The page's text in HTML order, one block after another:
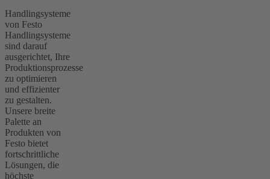
Handlingsysteme
von Festo
Handlingsysteme
sind darauf
ausgerichtet, Ihre
Produktionsprozesse
zu optimieren
und effizienter
zu gestalten.
Unsere breite
Palette an
Produkten von
Festo bietet
fortschrittliche
Lösungen, die
höchste